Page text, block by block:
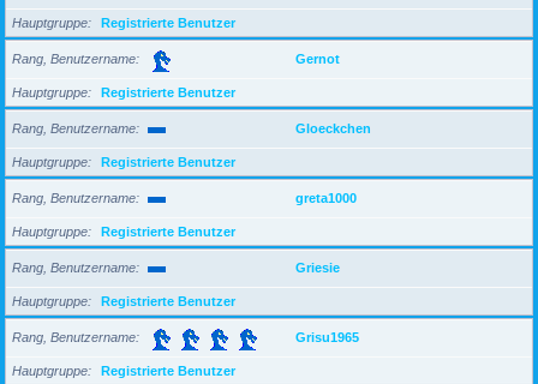
Hauptgruppe Registrierte Benutzer
Rang, Benutzername Gernot
Hauptgruppe Registrierte Benutzer
Rang, Benutzername Gloeckchen
Hauptgruppe Registrierte Benutzer
Rang, Benutzername greta1000
Hauptgruppe Registrierte Benutzer
Rang, Benutzername Griesie
Hauptgruppe Registrierte Benutzer
Rang, Benutzername Grisu1965
Hauptgruppe Registrierte Benutzer